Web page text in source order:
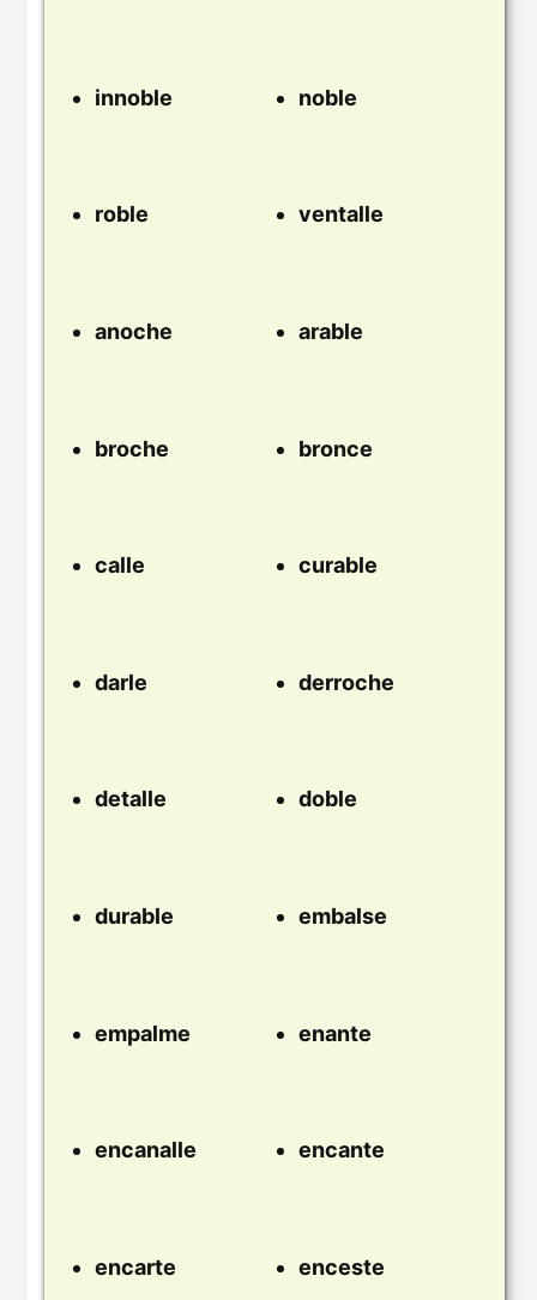
innoble noble
roble ventalle
anoche arable
broche bronce
calle curable
darle derroche
detalle doble
durable embalse
empalme enante
encanalle encante
encarte enceste